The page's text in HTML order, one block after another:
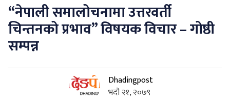
कृषि/सहकारी
साहित्य / संस्कृति
प्रवास
“नेपाली समालोचनामा उत्तरवर्ती
चिन्तनको प्रभाव” विषयक विचार – गोष्ठी
सम्पन्न
Dhadingpost
भदौ २१, २०७९